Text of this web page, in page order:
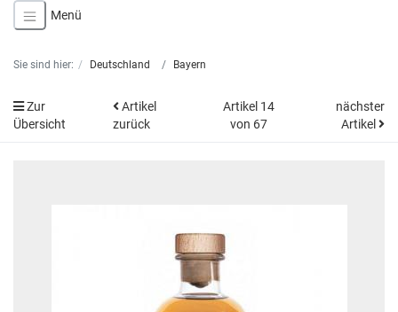
Menü
Sie sind hier: Deutschland Bayern
Zur
Übersicht
Artikel
zurück
Artikel 14
von 67
nächster
Artikel